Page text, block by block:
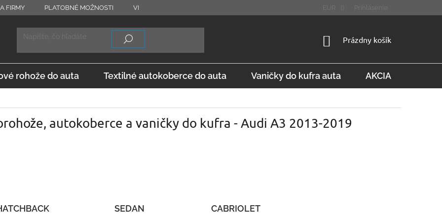
FIRMY PLATOBNÉ MOŽNOSTI VRÁTENIE TOVARU Prihlásenie
NÁKUPNÝ
Prázdny košík
rohože do auta Textilné autokoberce do auta Vaničky do kufra auta AKCIA
autokoberce a vaničky do kufra - Audi A3 2013-2019
SEDAN CABRIOLET